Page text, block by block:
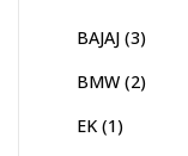
BAJAJ (3)
BMW (2)
EK (1)